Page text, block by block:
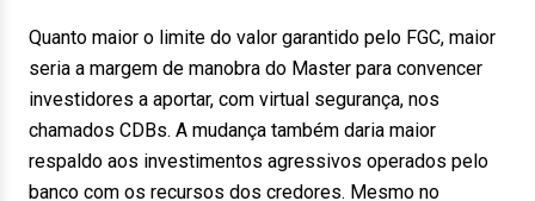
Quanto maior o limite do valor garantido pelo FGC, maior
seria a margem de manobra do Master para convencer
investidores a aportar, com virtual segurança, nos
chamados CDBs. A mudança também daria maior
respaldo aos investimentos agressivos operados pelo
banco com os recursos dos credores. Mesmo no